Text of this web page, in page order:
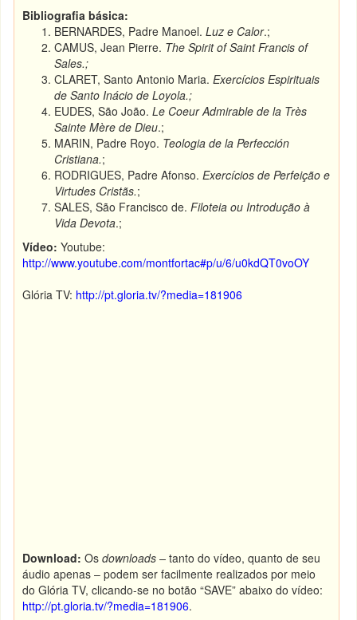
Bibliografia básica:
BERNARDES, Padre Manoel.Luz e Calor.;
CAMUS, Jean Pierre. The Spirit of Saint Francis of
Sales.;
CLARET, Santo Antonio Maria.Exercícios Espirituais
de Santo Inácio de Loyola.;
EUDES, São João.Le Coeur Admirable de la Très
Sainte Mère de Dieu.;
MARIN, Padre Royo. Teologia de la Perfección
Cristiana.;
RODRIGUES, Padre Afonso.Exercícios de Perfeição e
Virtudes Cristãs.;
SALES, São Francisco de.Filoteia ou Introdução à
Vida Devota.;
Vídeo: Youtube:
http://www.youtube.com/montfortac#p/u/6/u0kdQT0voOY
Glória TV: http://pt.gloria.tv/?media=181906
Download: Osdownloads –tanto do vídeo, quanto de seu
áudio apenas – podem ser facilmente realizados por meio
do Glória TV, clicando-se no botão “SAVE” abaixo do vídeo:
http://pt.gloria.tv/?media=181906.